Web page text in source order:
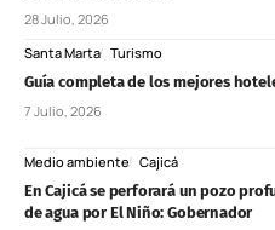
28 Julio, 2026
Santa Marta Turismo
Guía completa de los mejores
7 Julio, 2026
Medio ambiente Cajicá
En Cajicá se perforará un pozo
de agua por El Niño: Gobernador